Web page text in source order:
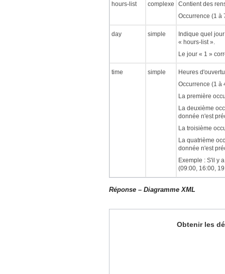
hours-list complexe
Contient des
Occurrence (1 à
day simple
Indique quel
« hours-list ».
Le jour « 1 »
time simple
Heures
Occurrence (1 à
La première
La deuxième
donnée n'est
La troisième
La quatrième
donnée n'est
Exemple : S'il y
(09:00, 16:00,
Réponse – Diagramme XML
Obtenir les